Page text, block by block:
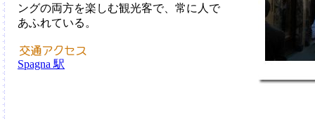
ングの両方を楽しむ観光客で、常に人で
あふれている。
Spagna 駅